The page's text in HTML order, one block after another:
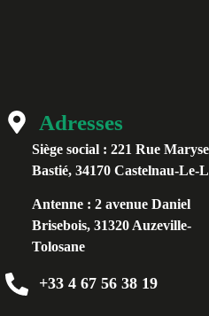
Adresses
Siège social :221 Rue Maryse
Bastié, 34170 Castelnau-Le-
Antenne : 2 avenue Daniel
Brisebois, 31320 Auzeville-
Tolosane
+33 4 67 56 38 19